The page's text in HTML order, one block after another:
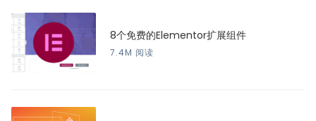
8个免费的Elementor扩展组件
7.4M 阅读